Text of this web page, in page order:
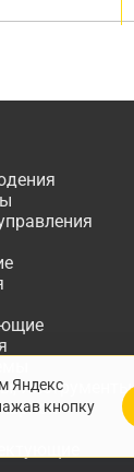
Инструменты
Яндекс
кнопку